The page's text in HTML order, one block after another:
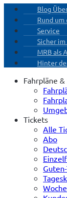
Blog
Rund um
Service
Sicher im
MRB als
Hinter
Fahrpläne
Tickets
Alle
Abo